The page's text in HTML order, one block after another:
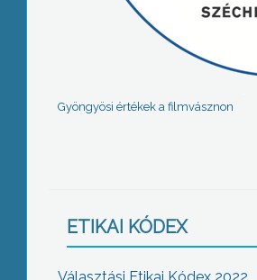
Gyöngyösi értékek a filmvásznon
ETIKAI KÓDEX